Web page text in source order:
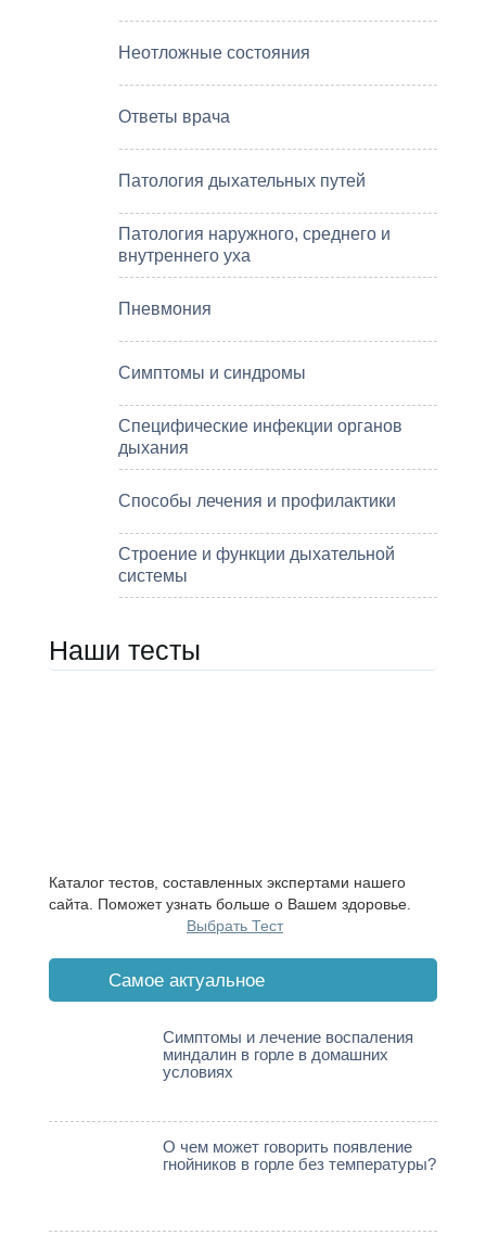
Неотложные состояния
Ответы врача
Патология дыхательных путей
Патология наружного, среднего и
внутреннего уха
Пневмония
Симптомы и синдромы
Специфические инфекции органов
дыхания
Способы лечения и профилактики
Строение и функции дыхательной
системы
Наши тесты
Каталог тестов, составленных экспертами нашего
сайта. Поможет узнать больше о Вашем здоровье.
Выбрать Тест
Cамое актуальное
Симптомы и лечение воспаления
миндалин в горле в домашних
условиях
О чем может говорить появление
гнойников в горле без температуры?